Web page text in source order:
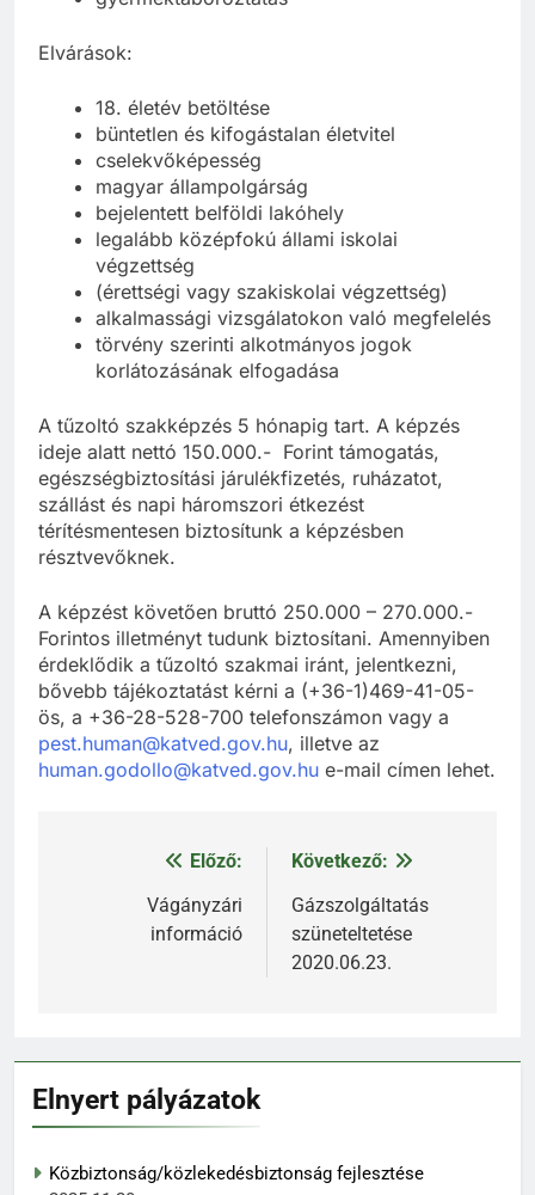
Elvárások:
18. életév betöltése
büntetlen és kifogástalan életvitel
cselekvőképesség
magyar állampolgárság
bejelentett belföldi lakóhely
legalább középfokú állami iskolai
végzettség
(érettségi vagy szakiskolai végzettség)
alkalmassági vizsgálatokon való megfelelés
törvény szerinti alkotmányos jogok
korlátozásának elfogadása
A tűzoltó szakképzés 5 hónapig tart. A képzés
ideje alatt nettó 150.000.- Forint támogatás,
egészségbiztosítási járulékfizetés, ruházatot,
szállást és napi háromszori étkezést
térítésmentesen biztosítunk a képzésben
résztvevőknek.
A képzést követően bruttó 250.000 – 270.000.-
Forintos illetményt tudunk biztosítani. Amennyiben
érdeklődik a tűzoltó szakmai iránt, jelentkezni,
bővebb tájékoztatást kérni a (+36-1)469-41-05-
ös, a +36-28-528-700 telefonszámon vagy a
pest.human@katved.gov.hu, illetve az
human.godollo@katved.gov.hu e-mail címen lehet.
Bejegyzés
navigáció
Előző:
Vágányzári
információ
Következő:
Gázszolgáltatás
szüneteltetése
2020.06.23.
Elnyert pályázatok
Közbiztonság/közlekedésbiztonság fejlesztése